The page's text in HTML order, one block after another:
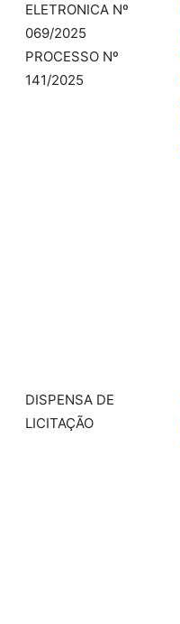
ELETRONICA Nº
069/2025
PROCESSO Nº
141/2025
DISPENSA DE
LICITAÇÃO